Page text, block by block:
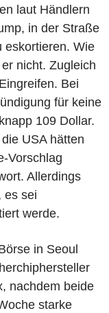
laut Händlern
in der Straße
eskortieren. Wie
nicht. Zugleich
Bei
für keine
109 Dollar.
USA hätten
Vorschlag
Allerdings
es sei
werde.
in Seoul
nachdem beide
starke